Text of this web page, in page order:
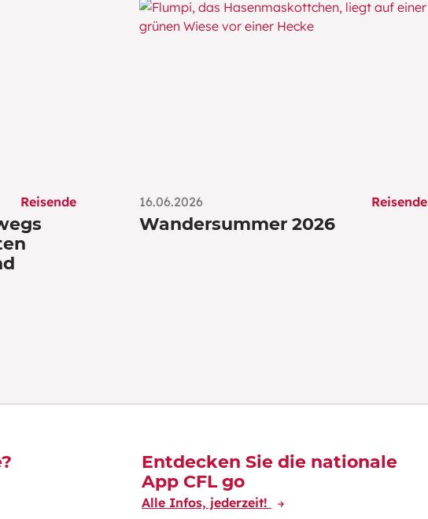
Reisende 16.06.2026 Reisende
Wandersummer 2026
Entdecken Sie die nationale
App CFL go
Alle Infos, jederzeit!